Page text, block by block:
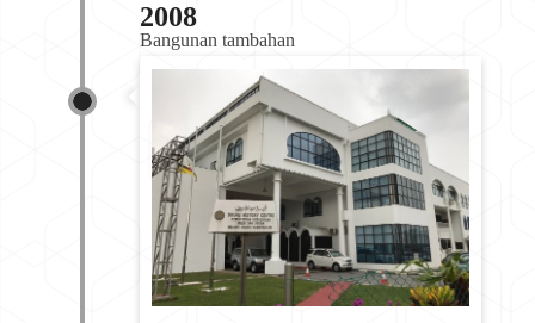
2008
Bangunan tambahan